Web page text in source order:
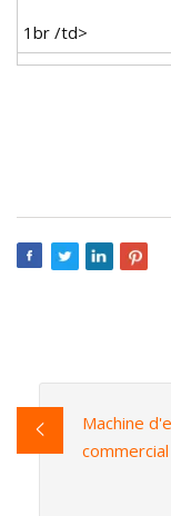
1br /td>
Machine